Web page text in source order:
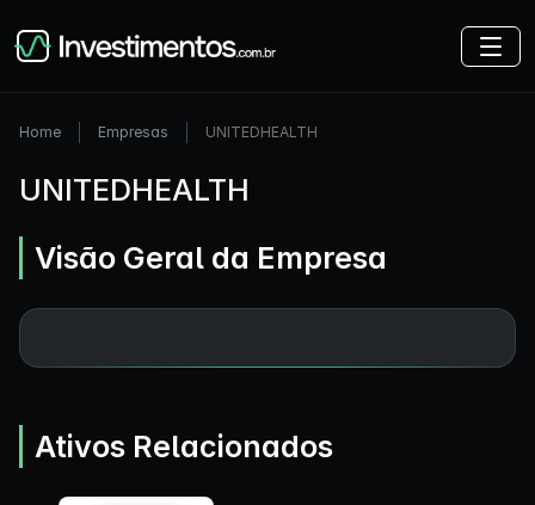
Home Empresas UNITEDHEALTH
UNITEDHEALTH
Visão Geral da Empresa
Ativos Relacionados